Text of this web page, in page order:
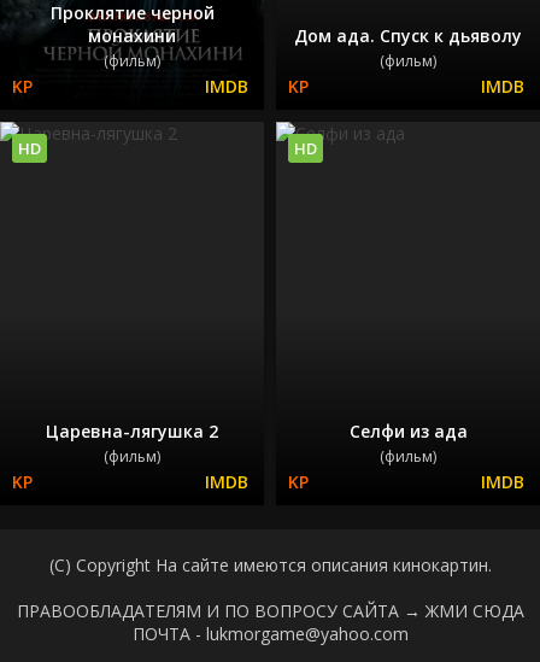
Проклятие черной
монахини
(фильм)
Дом ада. Спуск к дьяволу
(фильм)
Царевна-лягушка 2
(фильм)
HD
Селфи из ада
(фильм)
HD
(C) Copyright На сайте имеются описания кинокартин.
ПРАВООБЛАДАТЕЛЯМ И ПО ВОПРОСУ САЙТА → ЖМИ СЮДА
ПОЧТА - lukmorgame@yahoo.com